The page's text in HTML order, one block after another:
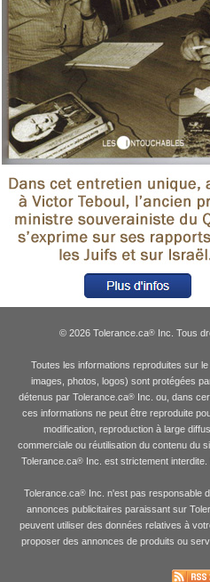
© 2026 Tolerance.ca®Inc. Tous
Toutes les informations reproduites sur
images, photos, logos) sont protégées
détenus par Tolerance.ca® Inc. ou, dans
ces informations ne peut être reproduite
modification, reproduction à large
commerciale ou réutilisation du contenu du
Tolerance.ca® Inc. est strictement
Tolerance.ca® Inc. n'est pas responsable
annonces publicitaires paraissant sur
peuvent utiliser des données relatives à
proposer des annonces de produits ou